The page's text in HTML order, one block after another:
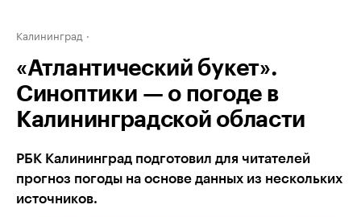
Калининград
«Атлантический букет».
Синоптики — о погоде в
Калининградской области
РБК Калининград подготовил для читателей
прогноз погоды на основе данных из нескольких
источников.